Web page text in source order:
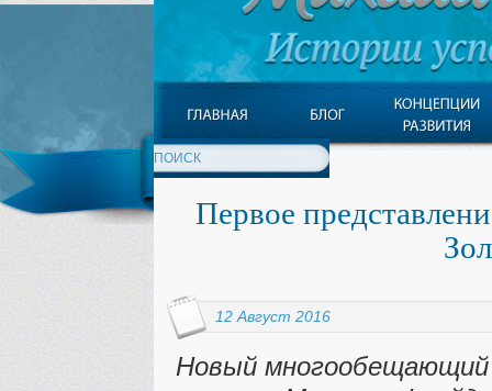
Первое
12 Август 2016
Новый